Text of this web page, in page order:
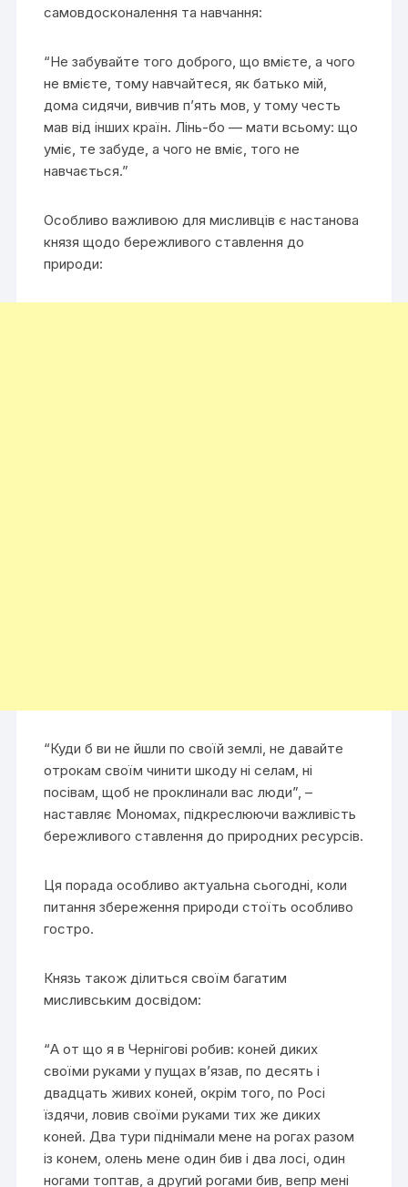
самовдосконалення та навчання:
“Не забувайте того доброго, що вмієте, а чого
не вмієте, тому навчайтеся, як батько мій,
дома сидячи, вивчив п’ять мов, у тому честь
мав від інших країн. Лінь-бо — мати всьому: що
уміє, те забуде, а чого не вміє, того не
навчається.”
Особливо важливою для мисливців є настанова
князя щодо бережливого ставлення до
природи:
“Куди б ви не йшли по своїй землі, не давайте
отрокам своїм чинити шкоду ні селам, ні
посівам, щоб не проклинали вас люди”, –
наставляє Мономах, підкреслюючи важливість
бережливого ставлення до природних ресурсів.
Ця порада особливо актуальна сьогодні, коли
питання збереження природи стоїть особливо
гостро.
Князь також ділиться своїм багатим
мисливським досвідом:
“А от що я в Чернігові робив: коней диких
своїми руками у пущах в’язав, по десять і
двадцать живих коней, окрім того, по Росі
їздячи, ловив своїми руками тих же диких
коней. Два тури піднімали мене на рогах разом
із конем, олень мене один бив і два лосі, один
ногами топтав, а другий рогами бив, вепр мені